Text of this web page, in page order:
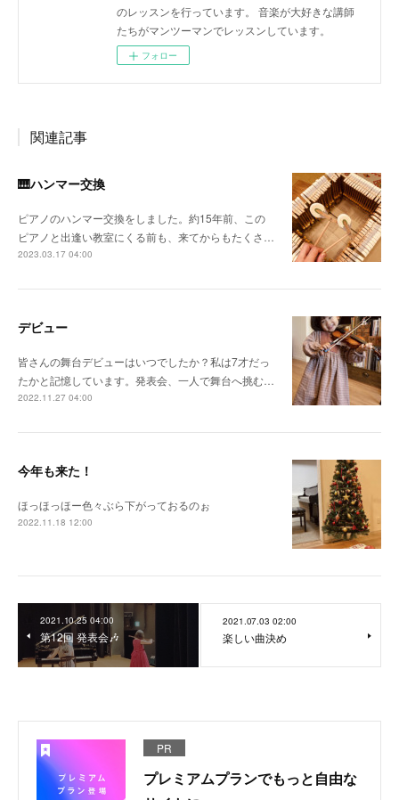
のレッスンを行っています。 音楽が大好きな講師
たちがマンツーマンでレッスンしています。
フォロー
関連記事
🎹ハンマー交換
ピアノのハンマー交換をしました。約15年前、この
ピアノと出逢い教室にくる前も、来てからもたくさ…
2023.03.17 04:00
デビュー
皆さんの舞台デビューはいつでしたか？私は7才だっ
たかと記憶しています。発表会、一人で舞台へ挑む…
2022.11.27 04:00
今年も来た！
ほっほっほー色々ぶら下がっておるのぉ
2022.11.18 12:00
2021.10.25 04:00
第12回 発表会🎶
2021.07.03 02:00
楽しい曲決め
PR
プレミアムプランでもっと自由な